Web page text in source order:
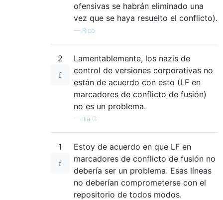
ofensivas se habrán eliminado una
vez que se haya resuelto el conflicto).
— Rico
2
Lamentablemente, los nazis de
control de versiones corporativas no
están de acuerdo con esto (LF en
marcadores de conflicto de fusión)
no es un problema.
— Ilia G
1
Estoy de acuerdo en que LF en
marcadores de conflicto de fusión no
debería ser un problema. Esas líneas
no deberían comprometerse con el
repositorio de todos modos.